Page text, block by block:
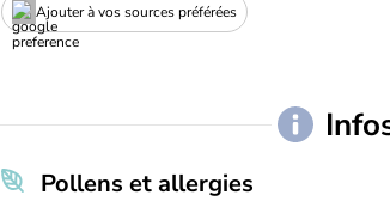
Ajouter à vos sources préférées
Pollens et allergies